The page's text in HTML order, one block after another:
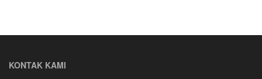
KONTAK KAMI